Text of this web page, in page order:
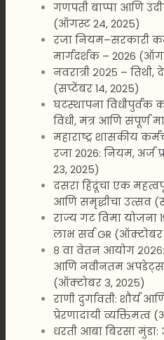
गणपती बाप्पा आणि
(ऑगस्ट 24, 2025)
रजा नियम–सरकारी
मार्गदर्शक – 2026
नवरात्री २०२५ –
(सप्टेंबर 14, 2025)
घटस्थापना विधीपुर्वक
विधी, मंत्र आणि संपूर्ण
महाराष्ट्र शासकीय
रजा 2026: नियम, अर्ज
23, 2025)
दसरा हिंदूंचा एक
आणि समृद्धीचा उत्सव
राज्य गट विमा योजना
लाभ सर्व GR (ऑक्टोबर
८ वा वेतन आयोग
आणि नवीनतम अपडेट्स
(ऑक्टोबर 3, 2025)
राणी दुर्गावती: शौर्य
प्रेरणादायी व्यक्तिमत्व
धरती आबा बिरसा मुंडा: